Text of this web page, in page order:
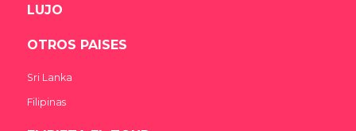
LUJO
OTROS PAISES
Sri Lanka
Filipinas